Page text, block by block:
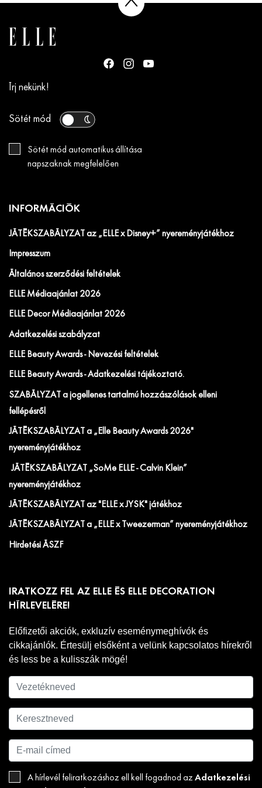
Írj nekünk!
Sötét mód
Sötét mód automatikus állítása
napszaknak megfelelően
INFORMÁCIÓK
JÁTÉKSZABÁLYZAT az „ELLE x Disney+” nyereményjátékhoz
Impresszum
Általános szerződési feltételek
ELLE Médiaajánlat 2026
ELLE Decor Médiaajánlat 2026
Adatkezelési szabályzat
ELLE Beauty Awards - Nevezési feltételek
ELLE Beauty Awards - Adatkezelési tájékoztató.
SZABÁLYZAT a jogellenes tartalmú hozzászólások elleni
fellépésről
JÁTÉKSZABÁLYZAT a „Elle Beauty Awards 2026"
nyereményjátékhoz
JÁTÉKSZABÁLYZAT „SoMe ELLE - Calvin Klein”
nyereményjátékhoz
JÁTÉKSZABÁLYZAT az "ELLE x JYSK" játékhoz
JÁTÉKSZABÁLYZAT a „ELLE x Tweezerman” nyereményjátékhoz
Hirdetési ÁSZF
IRATKOZZ FEL AZ ELLE ÉS ELLE DECORATION
HÍRLEVELÉRE!
Előfizetői akciók, exkluzív eseménymeghívók és
cikkajánlók. Értesülj elsőként a velünk kapcsolatos hírekről
és less be a kulisszák mögé!
A hírlevél feliratkozáshoz ell kell fogadnod az Adatkezelési